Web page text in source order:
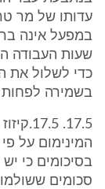
עדותו של מר
במפעל אינה
שעות העבודה
כדי לשלול את
בשמירה לפחות
17.5.
המינימום על
בסיכומים כי
סכומים